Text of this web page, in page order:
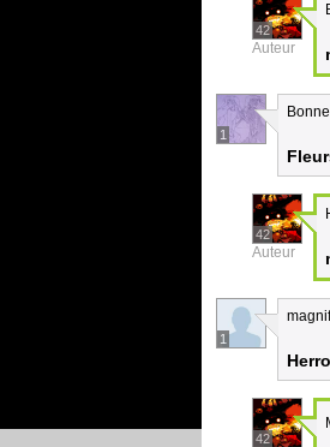
42
Auteur
1
42
Auteur
1
42